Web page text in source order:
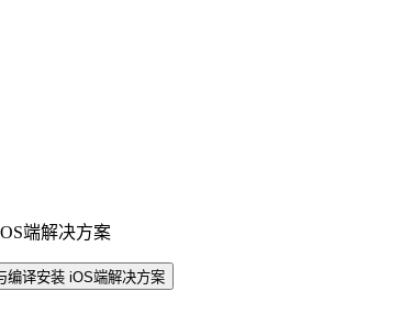
端解决方案
编译安装 iOS端解决方案